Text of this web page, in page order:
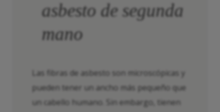
asbesto de segunda
mano
Las fibras de asbesto son microscópicas y
pueden tener un ancho más pequeño que
un cabello humano. Sin embargo, tienen